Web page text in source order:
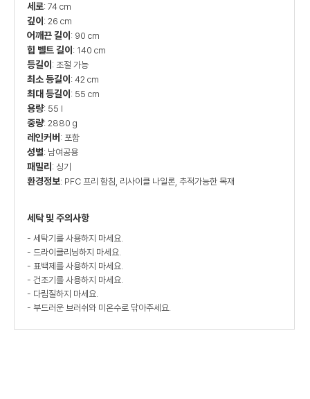
세로: 74 cm
깊이 : 26 cm
어깨끈 길이 : 90 cm
힙 벨트 길이 : 140 cm
등길이 : 조절 가능
최소 등길이 : 42 cm
최대 등길이 : 55 cm
용량: 55 l
중량: 2880 g
레인커버 : 포함
성별: 남여공용
패밀리 : 싱기
환경정보: PFC 프리 함침, 리사이클 나일론, 추적가능한 목재
세탁 및 주의사항
- 세탁기를 사용하지 마세요.
- 드라이클리닝하지 마세요.
- 표백제를 사용하지 마세요.
- 건조기를 사용하지 마세요.
- 다림질하지 마세요.
- 부드러운 브러쉬와 미온수로 닦아주세요.